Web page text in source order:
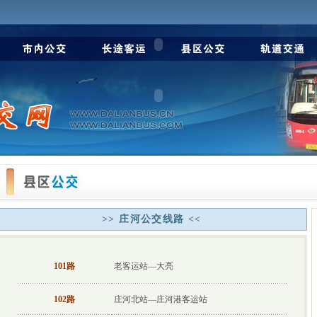
>> 庄河公交线路 <<
101路 老客运站—大亮
102路 庄河北站—庄河港客运站